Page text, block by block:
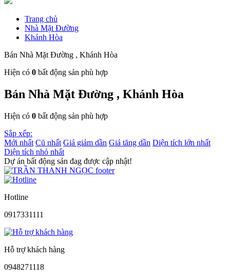
Trang chủ
Nhà Mặt Đường
Khánh Hòa
Bán Nhà Mặt Đường , Khánh Hòa
Hiện có 0 bất động sản phù hợp
Bán Nhà Mặt Đường , Khánh Hòa
Hiện có 0 bất động sản phù hợp
Sắp xếp:
Mới nhất Cũ nhất Giá giảm dần Giá tăng dần Diện tích lớn nhất
Diện tích nhỏ nhất
Dự án bất động sản đag được cập nhật!
Hotline
0917331111
Hỗ trợ khách hàng
0948271118